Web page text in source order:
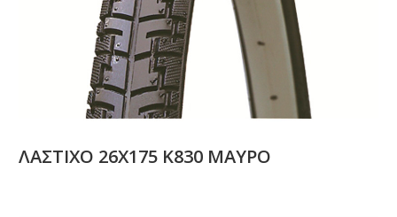
ΛΑΣΤΙΧΟ 26Χ175 Κ830 ΜΑΥΡΟ